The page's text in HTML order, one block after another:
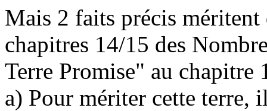
Mais 2 faits précis méritent
chapitres 14/15 des
Terre Promise" au chapitre
a) Pour mériter cette terre,